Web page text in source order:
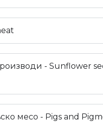
- Sunflower
месо - Pigs and